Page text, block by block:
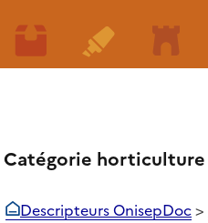
Catégorie horticulture
Descripteurs OnisepDoc>